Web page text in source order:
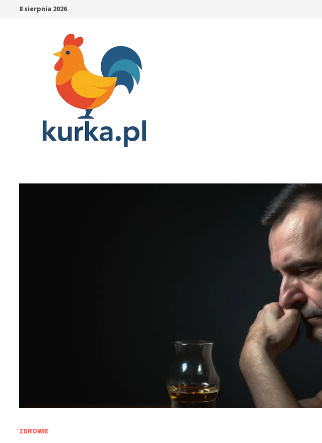
8 sierpnia 2026
ZDROWIE